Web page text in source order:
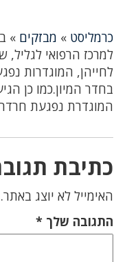
כרמליסט » מבזקים »
לחייהן, המוגדרות
המוגדרת נפגעת
כתיבת
האימייל לא יוצג באתר.
התגובה שלך *